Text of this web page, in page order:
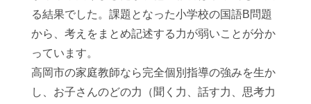
る結果でした。課題となった小学校の国語B問題
から、考えをまとめ記述する力が弱いことが分か
っています。
高岡市の家庭教師なら完全個別指導の強みを生か
し、お子さんのどの力（聞く力、話す力、思考力